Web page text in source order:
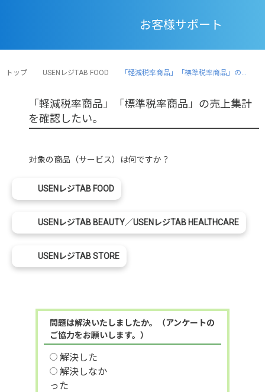
お客様サポート
トップ USENレジTAB FOOD 「軽減税率商品」「標準税率商品」の...
「軽減税率商品」「標準税率商品」の売上集計
を確認したい。
対象の商品（サービス）は何ですか？
USENレジTAB FOOD
USENレジTAB BEAUTY／USENレジTAB HEALTHCARE
USENレジTAB STORE
問題は解決いたしましたか。（アンケートの
ご協力をお願いします。）
解決した
解決しなか
った